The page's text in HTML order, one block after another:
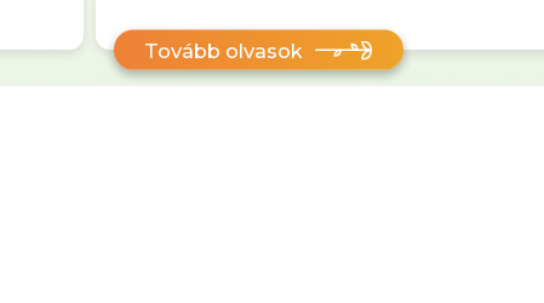
Tovább olvasok